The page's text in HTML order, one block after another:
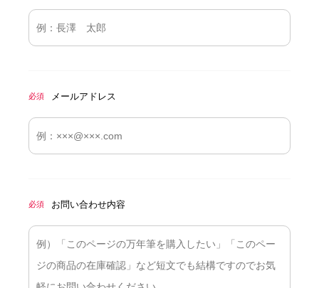
必須 メールアドレス
必須 お問い合わせ内容